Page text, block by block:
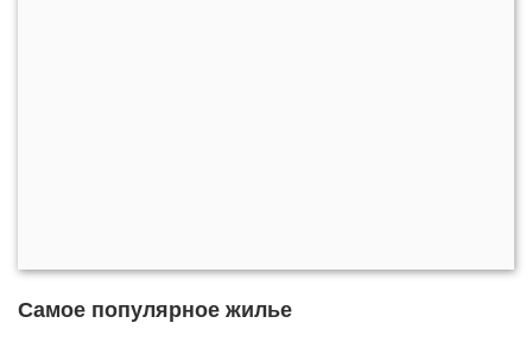
Самое популярное жилье